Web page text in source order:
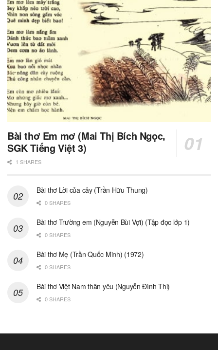
Bài thơ Em mơ (Mai Thị Bích Ngọc,
SGK Tiếng Việt 3)
1 SHARES
Bài thơ Lời của cây (Trần Hữu Thung)
0 SHARES
Bài thơ Trường em (Nguyễn Bùi Vợi) (Tập đọc lớp 1)
0 SHARES
Bài thơ Mẹ (Trần Quốc Minh) (1972)
0 SHARES
Bài thơ Việt Nam thân yêu (Nguyễn Đình Thi)
0 SHARES